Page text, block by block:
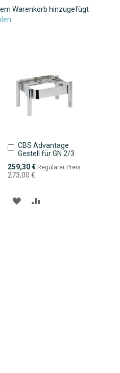
Warenkorb hinzugefügt
CBS Advantage
Gestell für GN 2/3
Sonderpreis
259,30 € Regulärer Preis
273,00 €
In
den
Warenkorb
ZUR